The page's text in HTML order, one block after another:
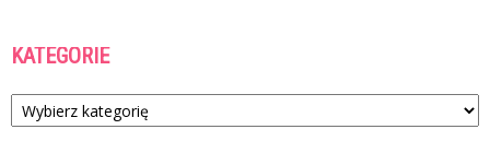
KATEGORIE
Kategorie